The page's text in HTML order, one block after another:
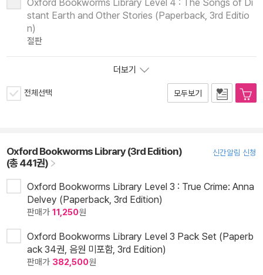
Oxford Bookworms Library Level 4 : The Songs of Di
stant Earth and Other Stories (Paperback, 3rd Editio
n)
절판
더보기
전체선택 모두보기
Oxford Bookworms Library (3rd Edition)
(총 441권)
신간알림 신청
Oxford Bookworms Library Level 3 : True Crime: Anna
Delvey (Paperback, 3rd Edition)
판매가 11,250원
Oxford Bookworms Library Level 3 Pack Set (Paperb
ack 34권, 음원 미포함, 3rd Edition)
판매가 382,500원